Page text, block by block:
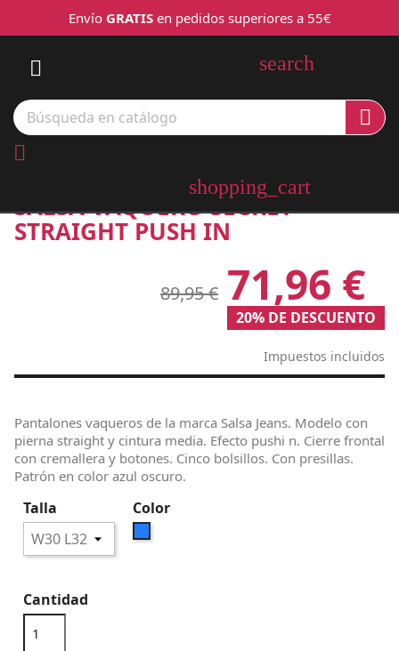
Envío GRATIS en pedidos superiores a 55€
 search


shopping_cart
SALSA VAQUERO SECRET
STRAIGHT PUSH IN
89,95 € 71,96 €
20% DE DESCUENTO
Impuestos incluidos
Pantalones vaqueros de la marca Salsa Jeans. Modelo con
pierna straight y cintura media. Efecto pushi n. Cierre frontal
con cremallera y botones. Cinco bolsillos. Con presillas.
Patrón en color azul oscuro.
Talla Color
Cantidad